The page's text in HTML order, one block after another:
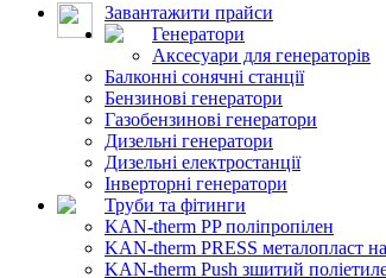
Завантажити прайси
Генератори
Аксесуари для генераторів
Балконні сонячні станції
Бензинові генератори
Газобензинові генератори
Дизельні генератори
Дизельні електростанції
Інверторні генератори
Труби та фітинги
KAN-therm PP поліпропілен
KAN-therm PRESS металопласт
KAN-therm Push зшитий